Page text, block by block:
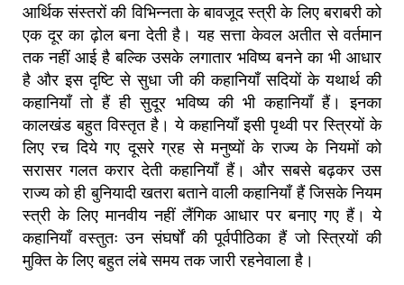
आर्थिक संस्तरों की विभिन्नता के बावजूद स्त्री के लिए बराबरी को
एक दूर का ढ़ोल बना देती है। यह सत्ता केवल अतीत से वर्तमान
तक नहीं आई है बल्कि उसके लगातार भविष्य बनने का भी आधार
है और इस दृष्टि से सुधा जी की कहानियाँ सदियों के यथार्थ की
कहानियाँ तो हैं ही सुदूर भविष्य की भी कहानियाँ हैं। इनका
कालखंड बहुत विस्तृत है। ये कहानियाँ इसी पृथ्वी पर स्त्रियों के
लिए रच दिये गए दूसरे ग्रह से मनुष्यों के राज्य के नियमों को
सरासर गलत करार देती कहानियाँ हैं। और सबसे बढ़कर उस
राज्य को ही बुनियादी खतरा बताने वाली कहानियाँ हैं जिसके नियम
स्त्री के लिए मानवीय नहीं लैंगिक आधार पर बनाए गए हैं। ये
कहानियाँ वस्तुतः उन संघर्षों की पूर्वपीठिका हैं जो स्त्रियों की
मुक्ति के लिए बहुत लंबे समय तक जारी रहनेवाला है।